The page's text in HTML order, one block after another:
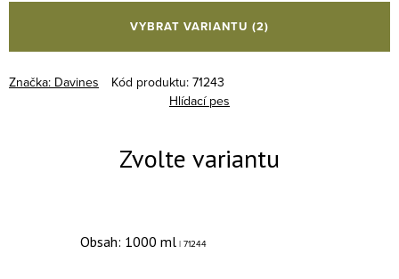
VYBRAT VARIANTU (2)
Značka: Davines Kód produktu: 71243
Hlídací pes
Obsah: 1000 ml | 71244